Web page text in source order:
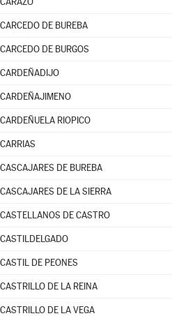
CARCEDO DE BUREBA
CARCEDO DE BURGOS
CARDEÑADIJO
CARDEÑAJIMENO
CARDEÑUELA RIOPICO
CARRIAS
CASCAJARES DE BUREBA
CASCAJARES DE LA SIERRA
CASTELLANOS DE CASTRO
CASTILDELGADO
CASTIL DE PEONES
CASTRILLO DE LA REINA
CASTRILLO DE LA VEGA